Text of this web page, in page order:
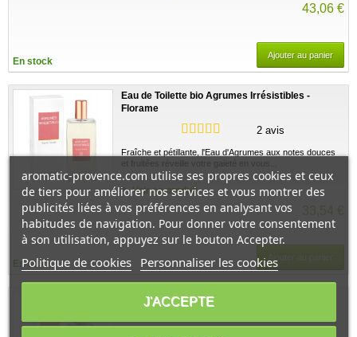
43,06 €
En stock
Ajouter au panier
Eau de Toilette bio Agrumes Irrésistibles -
Florame
2 avis
Fraîche et pétillante, l'Eau d'Agrumes aux notes douces
et fruitées réveille votre gaieté en vous...
Voir ce produit
33,54 €
En stock
Ajouter au panier
Eau de Toilette bio Patchouli Intense - Florame
aromatic-provence.com utilise ses propres cookies et ceux
de tiers pour améliorer nos services et vous montrer des
publicités liées à vos préférences en analysant vos
habitudes de navigation. Pour donner votre consentement
à son utilisation, appuyez sur le bouton Accepter.
Politique de cookies Personnaliser les cookies
J'ACCEPTE